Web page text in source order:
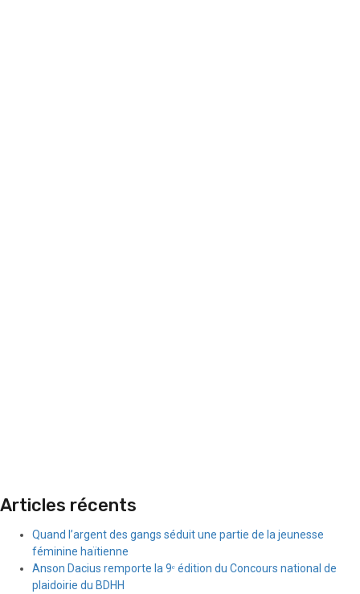
Articles récents
Quand l’argent des gangs séduit une partie de la jeunesse
féminine haïtienne
Anson Dacius remporte la 9ᵉ édition du Concours national de
plaidoirie du BDHH